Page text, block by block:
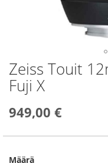
Zeiss Touit
Fuji X
949,00 €
Määrä
Skip
to
the
of